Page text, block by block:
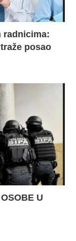
radnicima:
posao
U